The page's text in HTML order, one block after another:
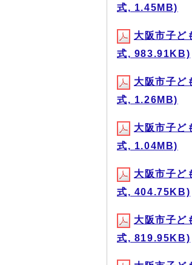
式, 1.45MB)
大阪市子ど
式, 983.91KB)
大阪市子ど
式, 1.26MB)
大阪市子ど
式, 1.04MB)
大阪市子ど
式, 404.75KB)
大阪市子ど
式, 819.95KB)